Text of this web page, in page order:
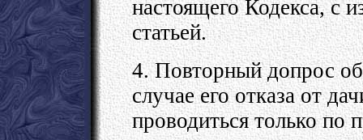
настоящего Кодекса, с
статьей.
4. Повторный допрос
случае его отказа от
проводиться только по